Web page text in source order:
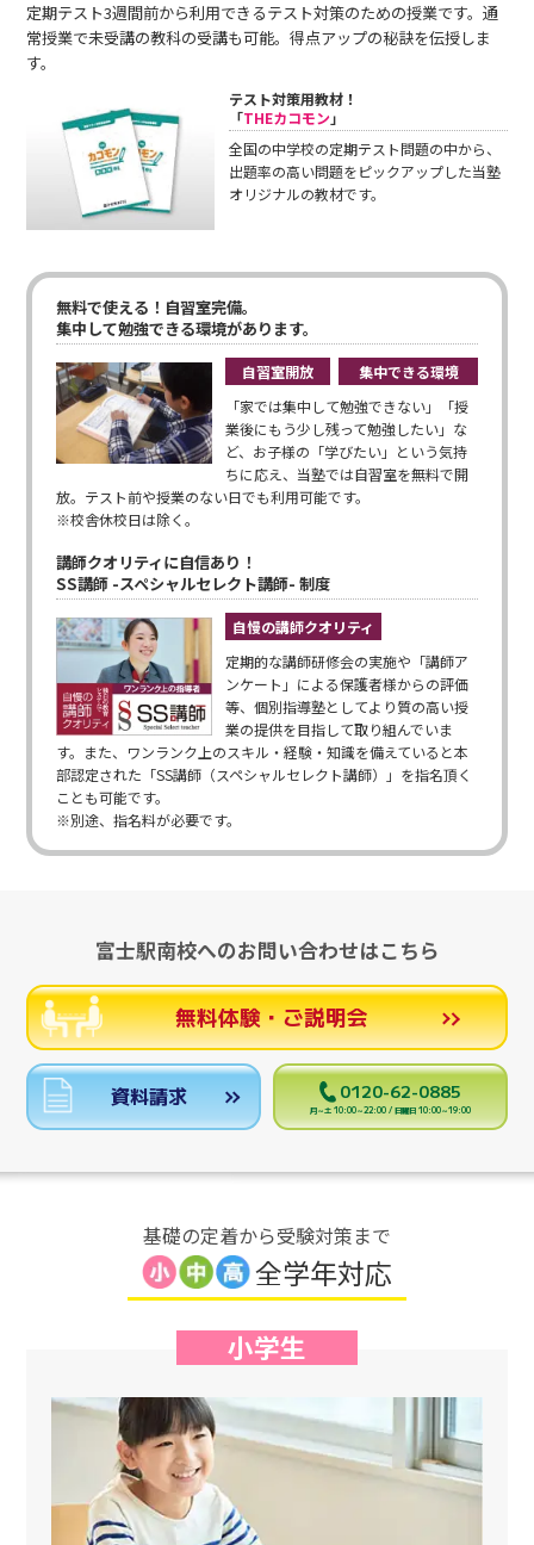
定期テスト3週間前から利用できるテスト対策のための授業です。通
常授業で未受講の教科の受講も可能。得点アップの秘訣を伝授しま
す。
テスト対策用教材！
「THEカコモン」
全国の中学校の定期テスト問題の中から、
出題率の高い問題をピックアップした当塾
オリジナルの教材です。
無料で使える！自習室完備。
集中して勉強できる環境があります。
自習室開放
集中できる環境
「家では集中して勉強できない」「授
業後にもう少し残って勉強したい」な
ど、お子様の「学びたい」という気持
ちに応え、当塾では自習室を無料で開
放。テスト前や授業のない日でも利用可能です。
※校舎休校日は除く。
講師クオリティに自信あり！
SS講師 -スペシャルセレクト講師- 制度
自慢の講師クオリティ
定期的な講師研修会の実施や「講師ア
ンケート」による保護者様からの評価
等、個別指導塾としてより質の高い授
業の提供を目指して取り組んでいま
す。また、ワンランク上のスキル・経験・知識を備えていると本
部認定された「SS講師（スペシャルセレクト講師）」を指名頂く
ことも可能です。
※別途、指名料が必要です。
富士駅南校へのお問い合わせはこちら
無料体験・ご説明会
資料請求 0120-62-0885
月～土 10:00～22:00 / 日曜日 10:00～19:00
基礎の定着から受験対策まで
全学年対応
小学生